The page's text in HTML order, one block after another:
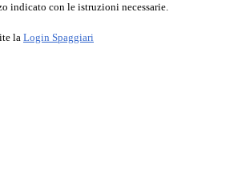
indicato con le istruzioni necessarie.
la Login Spaggiari